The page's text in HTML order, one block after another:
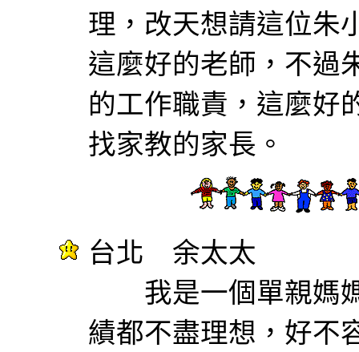
理，改天想請這位朱
這麼好的老師，不過
的工作職責，這麼好
找家教的家長。
台北 余太太
我是一個單親媽媽
績都不盡理想，好不